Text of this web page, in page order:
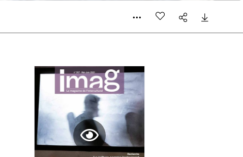
de rédaction selon vos moyens et vos motivations.
de la commande renseigné dans le mail de confirmation et